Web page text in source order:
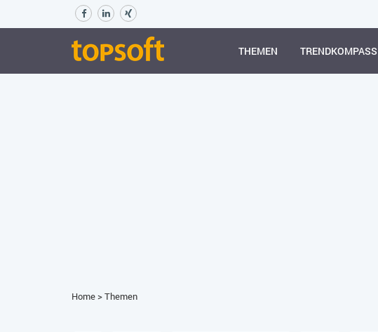
THEMEN TRENDKOMPASS
Home>Themen